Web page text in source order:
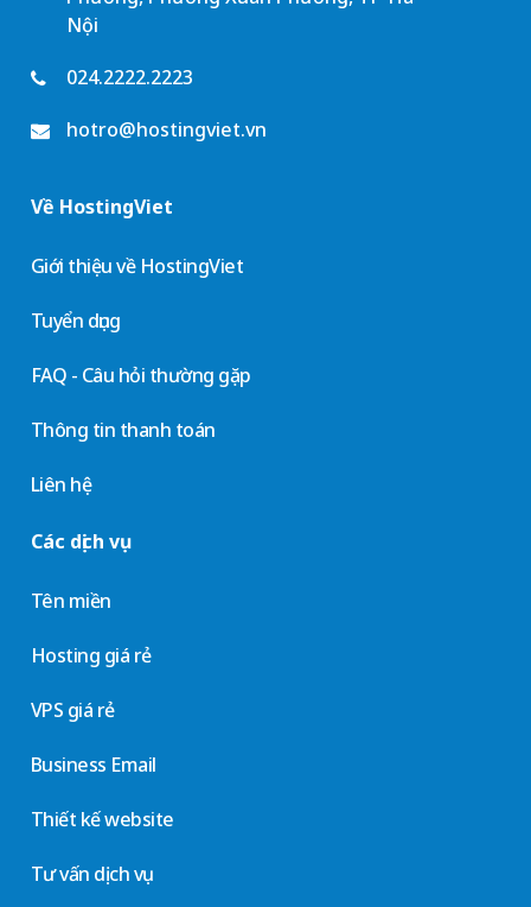
Nội
024.2222.2223
hotro@hostingviet.vn
Về HostingViet
Giới thiệu về HostingViet
Tuyển dụng
FAQ - Câu hỏi thường gặp
Thông tin thanh toán
Liên hệ
Các dịch vụ
Tên miền
Hosting giá rẻ
VPS giá rẻ
Business Email
Thiết kế website
Tư vấn dịch vụ